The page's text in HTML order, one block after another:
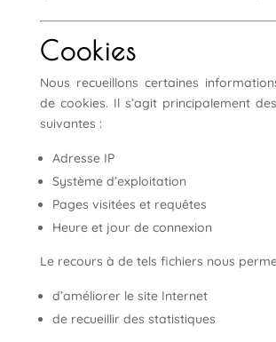
Cookies
Nous recueillons certaines
de cookies. Il s’agit principalement
suivantes :
Adresse IP
Système d’exploitation
Pages visitées et requêtes
Heure et jour de connexion
Le recours à de tels fichiers nous
d’améliorer le site Internet
de recueillir des statistiques